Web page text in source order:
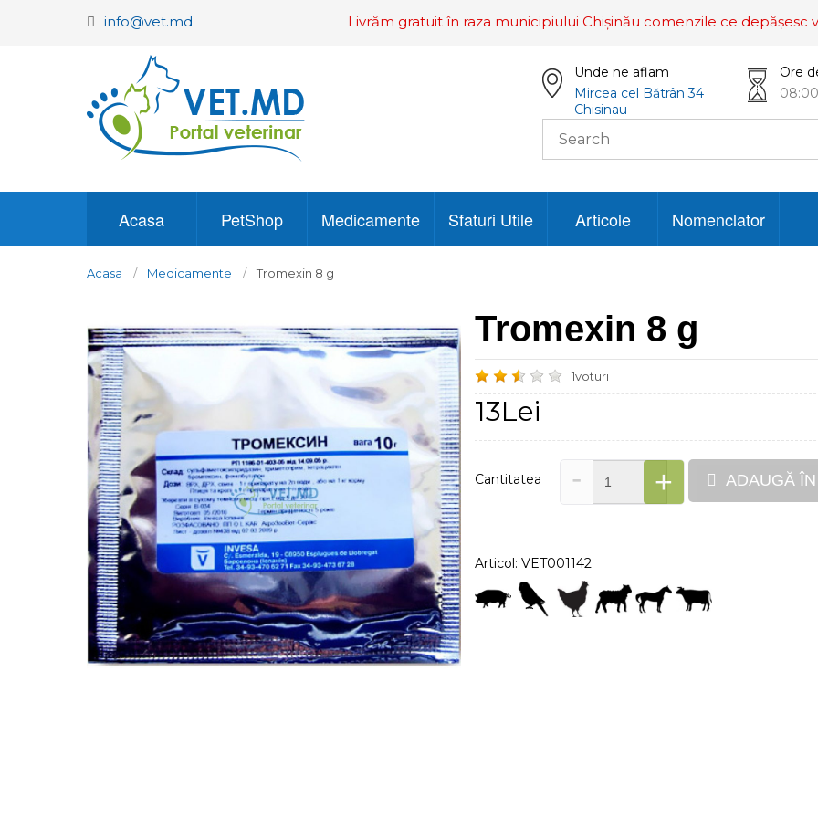
info@vet.md Livrăm gratuit în raza municipiului Chișinău comenzile ce depășesc
Unde ne aflam
Mircea cel Bătrân 34
Chisinau
Ore
Acasa PetShop Medicamente Sfaturi Utile Articole Nomenclator
Acasa Medicamente Tromexin 8 g
Tromexin 8 g
1voturi
13Lei
Cantitatea - + ADAUGĂ
Articol: VET001142